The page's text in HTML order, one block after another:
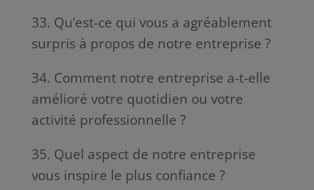
33. Qu’est-ce qui vous a agréablement
surpris à propos de notre entreprise ?
34. Comment notre entreprise a-t-elle
amélioré votre quotidien ou votre
activité professionnelle ?
35. Quel aspect de notre entreprise
vous inspire le plus confiance ?